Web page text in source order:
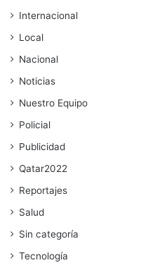
Internacional
Local
Nacional
Noticias
Nuestro Equipo
Policial
Publicidad
Qatar2022
Reportajes
Salud
Sin categoría
Tecnología